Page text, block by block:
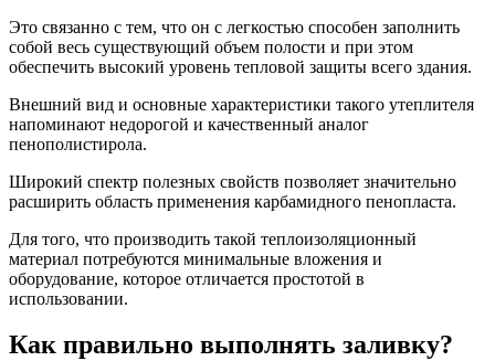
Это связанно с тем, что он с легкостью способен заполнить
собой весь существующий объем полости и при этом
обеспечить высокий уровень тепловой защиты всего здания.
Внешний вид и основные характеристики такого утеплителя
напоминают недорогой и качественный аналог
пенополистирола.
Широкий спектр полезных свойств позволяет значительно
расширить область применения карбамидного пенопласта.
Для того, что производить такой теплоизоляционный
материал потребуются минимальные вложения и
оборудование, которое отличается простотой в
использовании.
Как правильно выполнять заливку?